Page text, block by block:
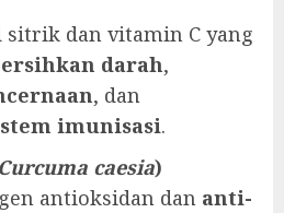
sitrik dan vitamin C yang
darah,
, dan
imunisasi.
Curcuma caesia)
antioksidan dan anti-